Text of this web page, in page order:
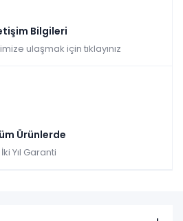
Bilgileri
ulaşmak için tıklayınız
Ürünlerde
İki Yıl Garanti